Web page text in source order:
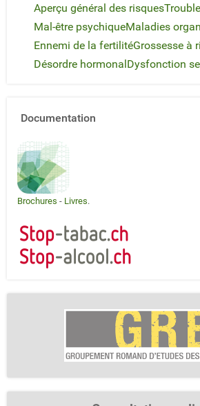
Aperçu général des risques
Mal-être psychiqueMaladies
Ennemi de la fertilitéGrossesse à
Désordre hormonalDysfonction
Documentation
Brochures - Livres.